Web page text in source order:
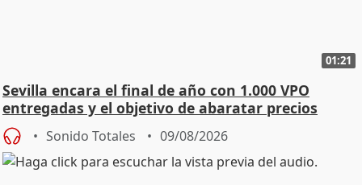
01:21
Sevilla encara el final de año con 1.000 VPO
entregadas y el objetivo de abaratar precios
Sonido Totales 09/08/2026